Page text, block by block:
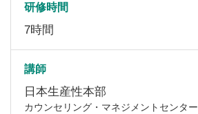
研修時間
7時間
講師
日本生産性本部
カウンセリング・マネジメントセンター